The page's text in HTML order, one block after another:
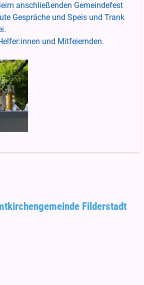
anschließenden Gemeindefest
Gespräche und Speis und Trank
und Mitfeiernden.
Filderstadt